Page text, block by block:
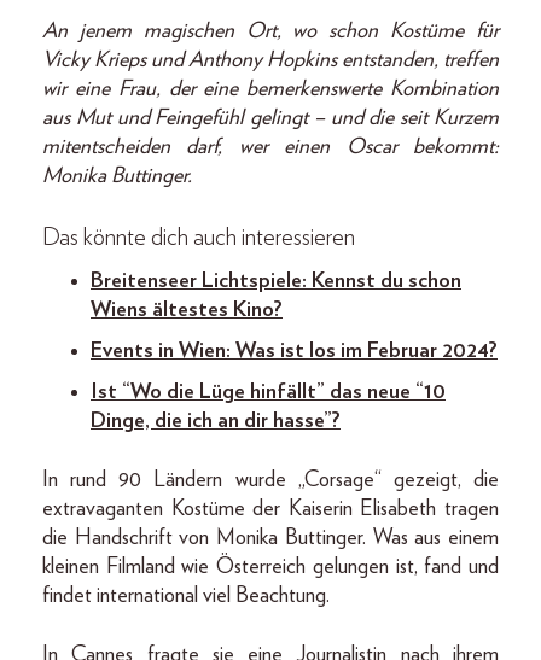
An jenem magischen Ort, wo schon Kostüme für
Vicky Krieps und Anthony Hopkins entstanden, treffen
wir eine Frau, der eine bemerkenswerte Kombination
aus Mut und Feingefühl gelingt – und die seit Kurzem
mitentscheiden darf, wer einen Oscar bekommt:
Monika Buttinger.
Das könnte dich auch interessieren
Breitenseer Lichtspiele: Kennst du schon
Wiens ältestes Kino?
Events in Wien: Was ist los im Februar 2024?
Ist “Wo die Lüge hinfällt” das neue “10
Dinge, die ich an dir hasse”?
In rund 90 Ländern wurde „Corsage“ gezeigt, die
extravaganten Kostüme der Kaiserin Elisabeth tragen
die Handschrift von Monika Buttinger. Was aus einem
kleinen Filmland wie Österreich gelungen ist, fand und
findet international viel Beachtung.
In Cannes fragte sie eine Journalistin nach ihrem